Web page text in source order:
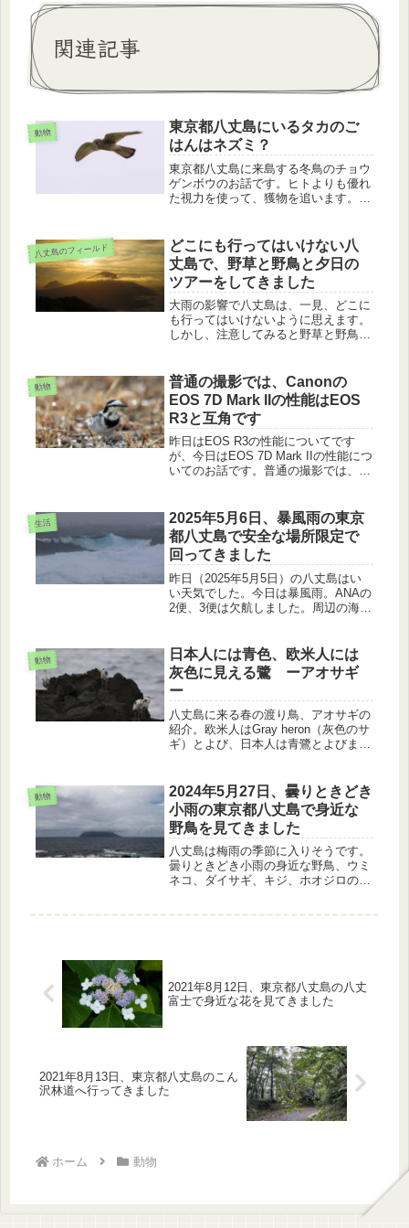
関連記事
動物
東京都八丈島にいるタカのご
はんはネズミ？
東京都八丈島に来島する冬鳥のチョウ
ゲンボウのお話です。ヒトよりも優れ
た視力を使って、獲物を追います。ホ
ミではなく、今の時期に多く見られる
ハラビロカマキリでした。
八丈島のフィールド
どこにも行ってはいけない八
丈島で、野草と野鳥と夕日の
ツアーをしてきました
大雨の影響で八丈島は、一見、どこに
も行ってはいけないように思えます。
しかし、注意してみると野草と野鳥と
ださい。
動物
普通の撮影では、Canonの
EOS 7D Mark IIの性能はEOS
R3と互角です
昨日はEOS R3の性能についてです
が、今日はEOS 7D Mark IIの性能につ
いてのお話です。普通の撮影では、
す。実例をあげて紹介します。
生活
2025年5月6日、暴風雨の東京
都八丈島で安全な場所限定で
回ってきました
昨日（2025年5月5日）の八丈島はい
い天気でした。今日は暴風雨。ANAの
2便、3便は欠航しました。周辺の海は
動物
日本人には青色、欧米人には
灰色に見える鷺 ーアオサギ
ー
八丈島に来る春の渡り鳥、アオサギの
紹介。欧米人はGray heron（灰色のサ
ギ）とよび、日本人は青鷺とよびま
を含めて説明します。
動物
2024年5月27日、曇りときどき
小雨の東京都八丈島で身近な
野鳥を見てきました
八丈島は梅雨の季節に入りそうです。
曇りときどき小雨の身近な野鳥、ウミ
ネコ、ダイサギ、キジ、ホオジロの様
2021年8月12日、東京都八丈島の八丈
富士で身近な花を見てきました
2021年8月13日、東京都八丈島のこん
沢林道へ行ってきました
ホーム 動物